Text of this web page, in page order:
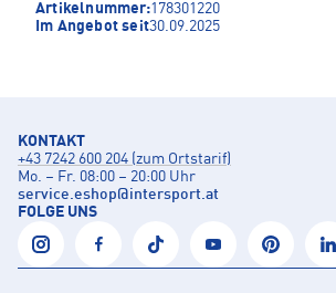
Artikelnummer:178301220
Im Angebot seit30.09.2025
KONTAKT
+43 7242 600 204 (zum Ortstarif)
Mo. – Fr. 08:00 – 20:00 Uhr
service.eshop@intersport.at
FOLGE UNS